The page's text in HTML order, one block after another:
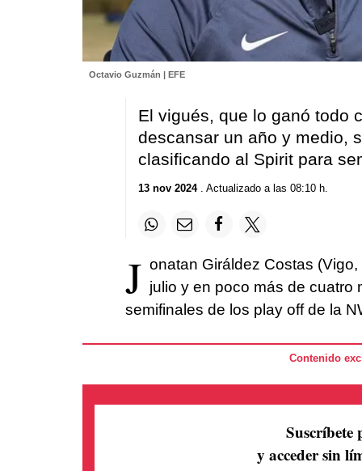
Octavio Guzmán | EFE
El vigués, que lo ganó todo
descansar un año y medio,
clasificando al Spirit para
13 nov 2024. Actualizado a las 08:10 h.
J onatan Giráldez Costas
julio y en poco más de cuatro
semifinales de los play off de la
Contenido
Suscríbete
y acceder sin